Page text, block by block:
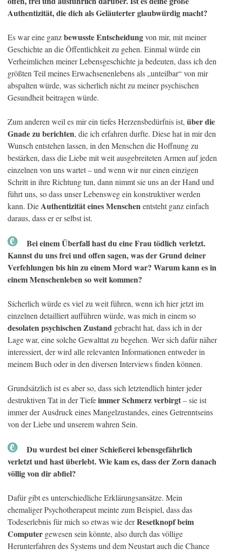
Authentizität, die dich als Geläuterter glaubwürdig macht?
Es war eine ganzbewusste Entscheidungvon mir, mit meiner
Geschichte an die Öffentlichkeit zu gehen. Einmal würde ein
Verheimlichen meiner Lebensgeschichte ja bedeuten, dass ich den
größten Teil meines Erwachsenenlebens als „unteilbar“ von mir
abspalten würde, was sicherlich nicht zu meiner psychischen
Gesundheit beitragen würde.
Zum anderen weil es mir ein tiefes Herzensbedürfnis ist, über die
Gnade zu berichten, die ich erfahren durfte. Diese hat in mir den
Wunsch entstehen lassen, in den Menschen die Hoffnung zu
bestärken, dass die Liebe mit weit ausgebreiteten Armen auf jeden
einzelnen von uns wartet – und wenn wir nur einen einzigen
Schritt in ihre Richtung tun, dann nimmt sie uns an der Hand und
führt uns, so dass unser Lebensweg ein konstruktiver werden
kann. DieAuthentizität eines Menschenentsteht ganz einfach
daraus, dass er er selbst ist.
Bei einem Überfall hast du eine Frau tödlich verletzt.
Kannst du uns frei und offen sagen, was der Grund deiner
Verfehlungen bis hin zu einem Mord war? Warum kann es in
einem Menschenleben so weit kommen?
Sicherlich würde es viel zu weit führen, wenn ich hier jetzt im
einzelnen detailliert aufführen würde, was mich in einem so
desolaten psychischen Zustand gebracht hat, dass ich in der
Lage war, eine solche Gewalttat zu begehen. Wer sich dafür näher
interessiert, der wird alle relevanten Informationen entweder in
meinem Buch oder in den diversen Interviews finden können.
Grundsätzlich ist es aber so, dass sich letztendlich hinter jeder
destruktiven Tat in der Tiefeimmer Schmerz verbirgt– sie ist
immer der Ausdruck eines Mangelzustandes, eines Getrenntseins
von der Liebe und unserem wahren Sein.
Du wurdest bei einer Schießerei lebensgefährlich
verletzt und hast überlebt. Wie kam es, dass der Zorn danach
völlig von dir abfiel?
Dafür gibt es unterschiedliche Erklärungsansätze. Mein
ehemaliger Psychotherapeut meinte zum Beispiel, dass das
Todeserlebnis für mich so etwas wie derResetknopf beim
Computer gewesen sein könnte, also durch das völlige
Herunterfahren des Systems und dem Neustart auch die Chance